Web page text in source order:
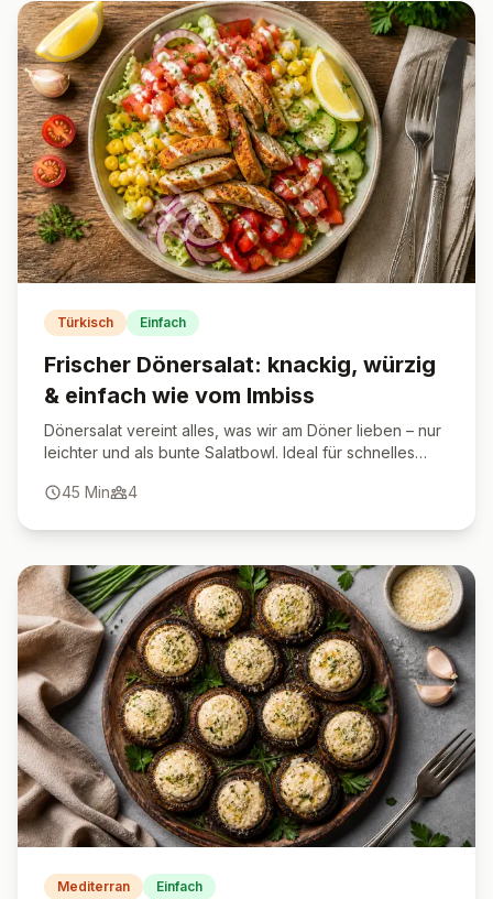
Türkisch Einfach
Frischer Dönersalat: knackig, würzig
& einfach wie vom Imbiss
Dönersalat vereint alles, was wir am Döner lieben – nur
leichter und als bunte Salatbowl. Ideal für schnelles
45 Min 4
Mediterran Einfach